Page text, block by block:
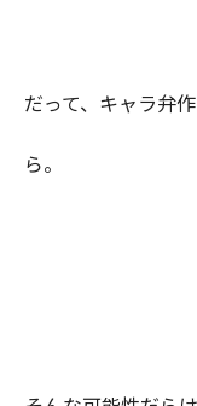
だって、キャラ弁
ら。